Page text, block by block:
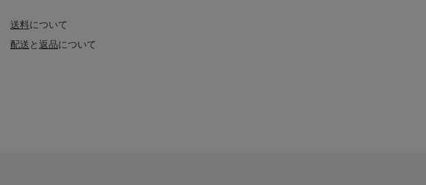
送料について
配送と返品について